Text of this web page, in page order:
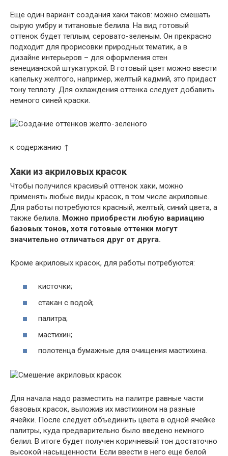
Еще один вариант создания хаки таков: можно смешать
сырую умбру и титановые белила. На вид готовый
оттенок будет теплым, серовато-зеленым. Он прекрасно
подходит для прорисовки природных тематик, а в
дизайне интерьеров – для оформления стен
венецианской штукатуркой. В готовый цвет можно ввести
капельку желтого, например, желтый кадмий, это придаст
тону теплоту. Для охлаждения оттенка следует добавить
немного синей краски.
к содержанию ↑
Хаки из акриловых красок
Чтобы получился красивый оттенок хаки, можно
применять любые виды красок, в том числе акриловые.
Для работы потребуются красный, желтый, синий цвета, а
также белила. Можно приобрести любую вариацию
базовых тонов, хотя готовые оттенки могут
значительно отличаться друг от друга.
Кроме акриловых красок, для работы потребуются:
кисточки;
стакан с водой;
палитра;
мастихин;
полотенца бумажные для очищения мастихина.
Для начала надо разместить на палитре равные части
базовых красок, выложив их мастихином на разные
ячейки. После следует объединить цвета в одной ячейке
палитры, куда предварительно было введено немного
белил. В итоге будет получен коричневый тон достаточно
высокой насыщенности. Если ввести в него еще белой